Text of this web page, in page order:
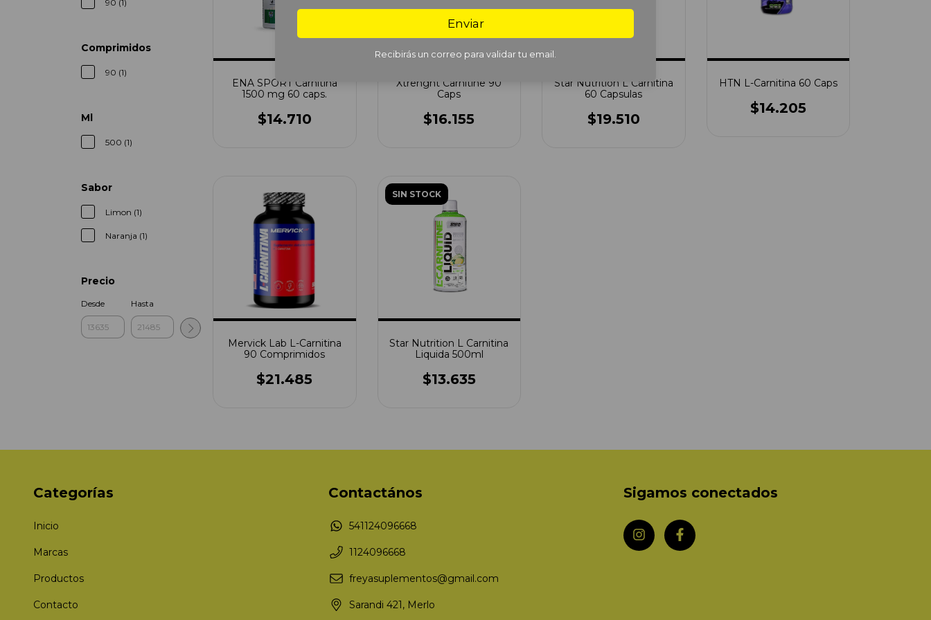
90 (1)
Comprimidos
90 (1)
Ml
500 (1)
Sabor
Limon (1)
Naranja (1)
Precio
Desde Hasta
ENA SPORT Carnitina
1500 mg 60 caps.
$14.710
Xtrenght Carnitine 90
Caps
$16.155
Star Nutrition L Carnitina
60 Capsulas
$19.510
HTN L-Carnitina 60 Caps
$14.205
Mervick Lab L-Carnitina
90 Comprimidos
$21.485
SIN STOCK
Star Nutrition L Carnitina
Liquida 500ml
$13.635
Categorías
Inicio
Marcas
Productos
Contacto
Contactános
541124096668
1124096668
freyasuplementos@gmail.com
Sarandi 421, Merlo
Sigamos conectados
Enviar
Recibirás un correo para validar tu email.